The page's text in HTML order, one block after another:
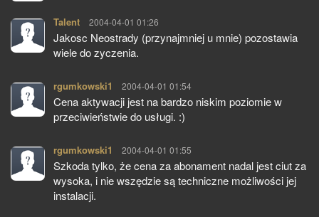
Talent pisze:
2004-04-01 01:26
Jakosc Neostrady (przynajmniej u mnie) pozostawia
wiele do zyczenia.
rgumkowski1 pisze:
2004-04-01 01:54
Cena aktywacji jest na bardzo niskim poziomie w
przeciwieństwie do usługi. :)
rgumkowski1 pisze:
2004-04-01 01:55
Szkoda tylko, że cena za abonament nadal jest ciut za
wysoka, i nie wszędzie są techniczne możliwości jej
instalacji.